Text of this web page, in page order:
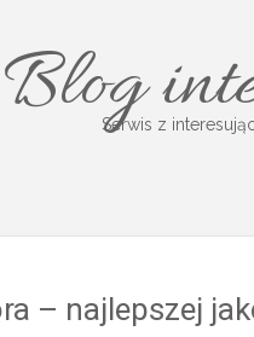
BlogSerwis z
– najlepszej